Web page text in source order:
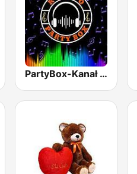
PartyBox-Kanał Klubowy